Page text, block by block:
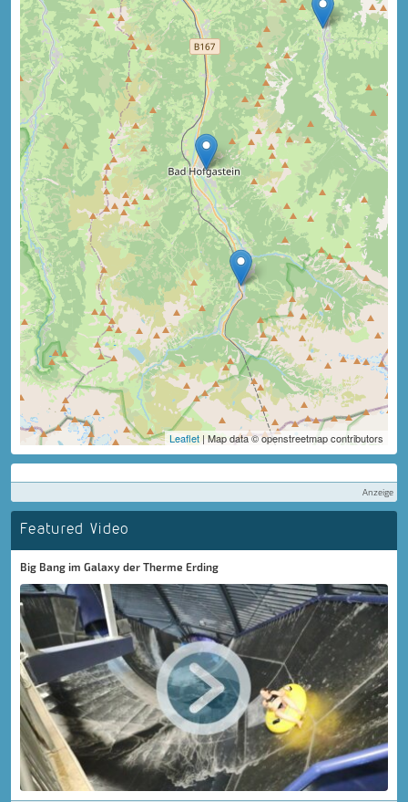
Leaflet | Map data © openstreetmap contributors
Anzeige
Featured Video
Big Bang im Galaxy der Therme Erding